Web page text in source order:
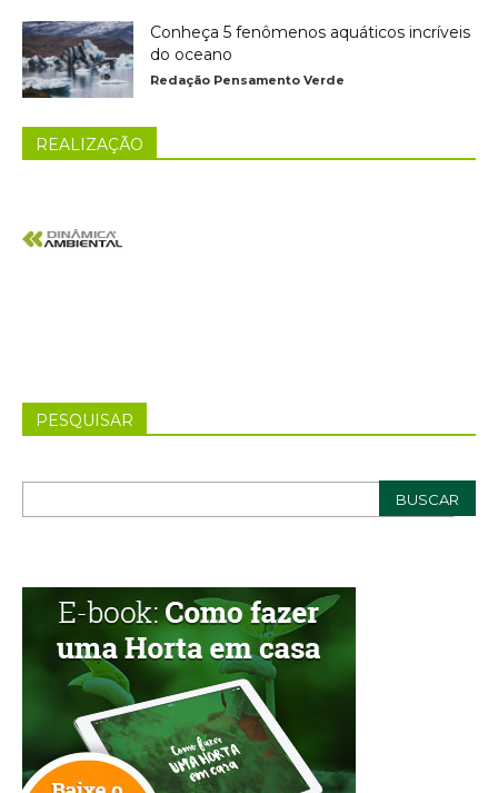
Conheça 5 fenômenos aquáticos incríveis
do oceano
Redação Pensamento Verde
REALIZAÇÃO
PESQUISAR